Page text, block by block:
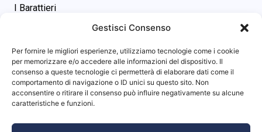
Gestisci Consenso
Per fornire le migliori esperienze, utilizziamo tecnologie come i cookie
per memorizzare e/o accedere alle informazioni del dispositivo. Il
consenso a queste tecnologie ci permetterà di elaborare dati come il
comportamento di navigazione o ID unici su questo sito. Non
acconsentire o ritirare il consenso può influire negativamente su alcune
caratteristiche e funzioni.
I Barattieri
asgs@omniway.sm
Piazza M. Tini, 7 - 47891 -
Dogana (RSM)
Info sito